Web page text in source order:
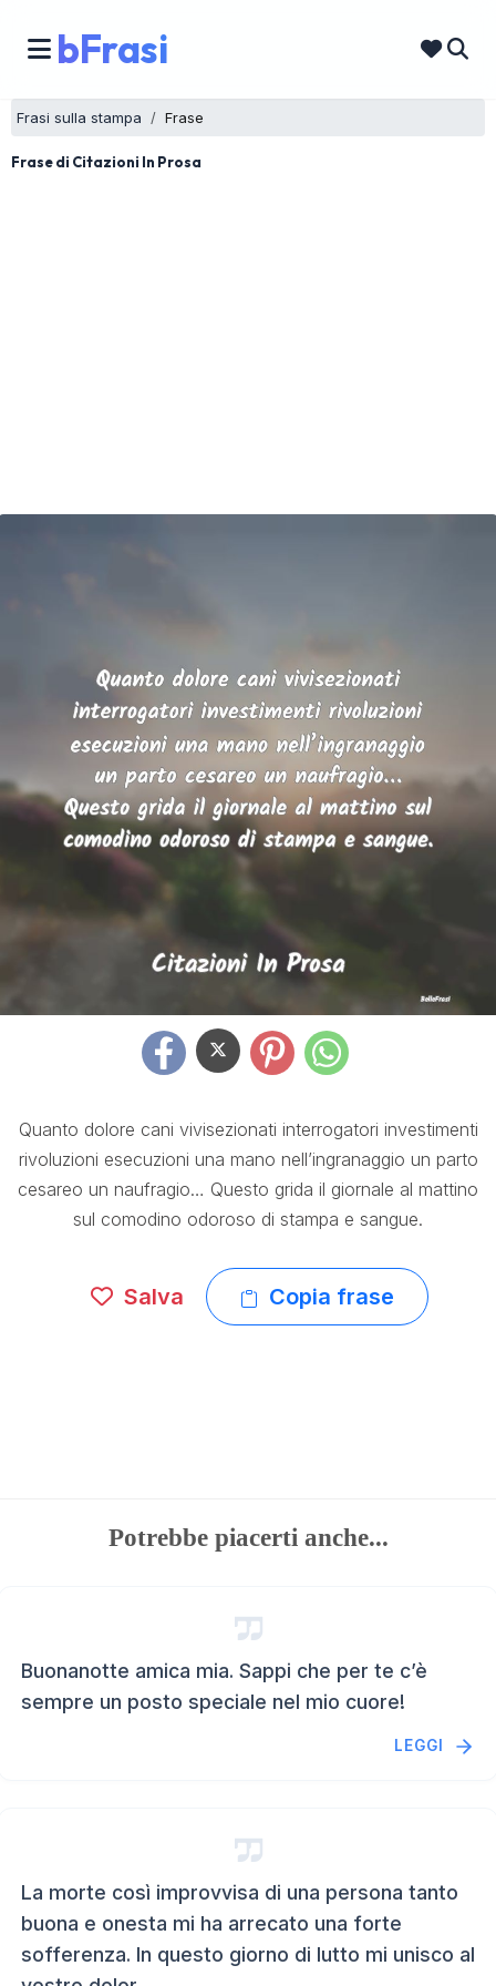
bFrasi
Frasi sulla stampa Frase
Frase di Citazioni In Prosa
Quanto dolore cani vivisezionati interrogatori investimenti
rivoluzioni esecuzioni una mano nell’ingranaggio un parto
cesareo un naufragio… Questo grida il giornale al mattino
sul comodino odoroso di stampa e sangue.
Salva Copia frase
Potrebbe piacerti anche...
Buonanotte amica mia. Sappi che per te c’è
sempre un posto speciale nel mio cuore!
LEGGI
La morte così improvvisa di una persona tanto
buona e onesta mi ha arrecato una forte
sofferenza. In questo giorno di lutto mi unisco al